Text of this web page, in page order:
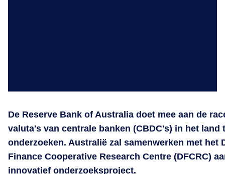
De Reserve Bank of Australia doet mee aan de
valuta's van centrale banken (CBDC's) in het land
onderzoeken. Australië zal samenwerken met het
Finance Cooperative Research Centre (DFCRC)
innovatief onderzoeksproject.